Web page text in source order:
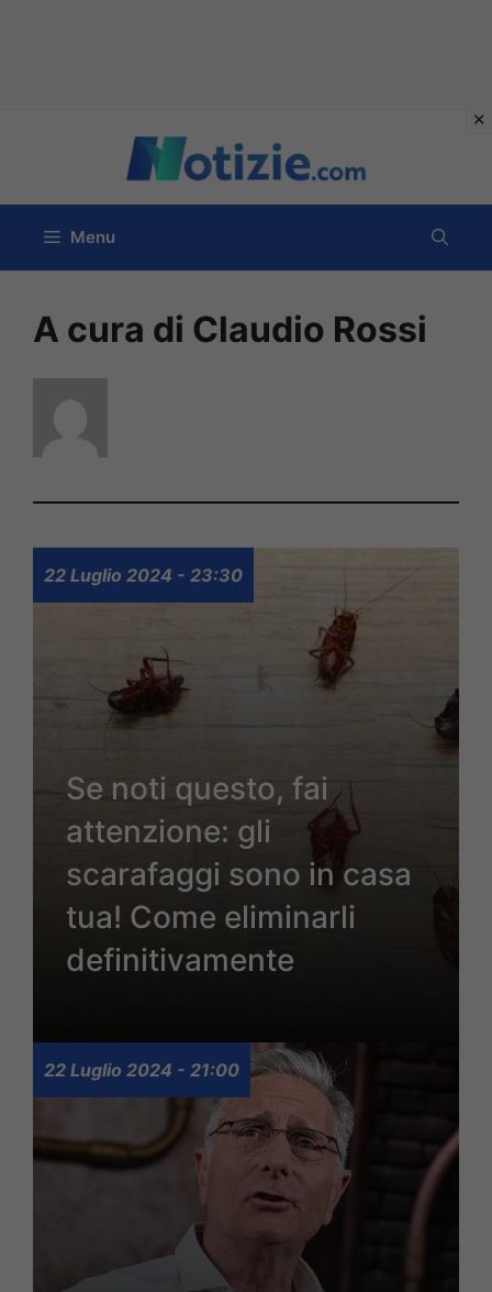
contenuto
Menu
A cura di Claudio Rossi
22 Luglio 2024 - 23:30
Se noti questo, fai
attenzione: gli
scarafaggi sono in casa
tua! Come eliminarli
definitivamente
22 Luglio 2024 - 21:00